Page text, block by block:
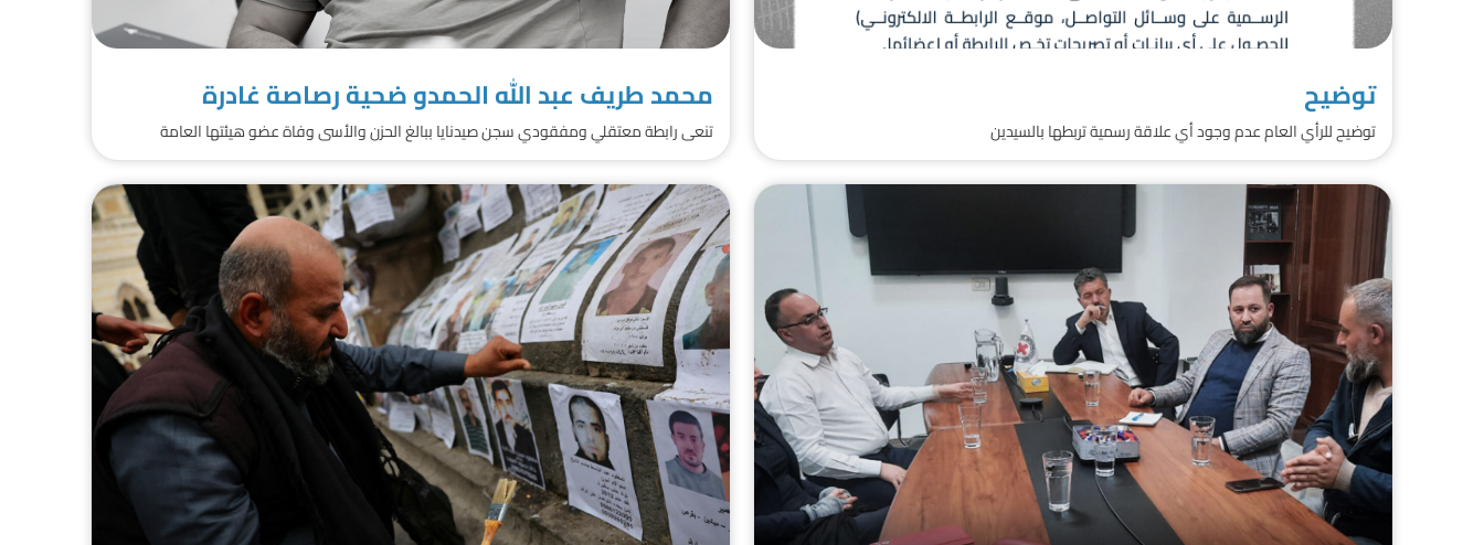
توضيح
توضيح للرأي العام عدم وجود أي علاقة رسمية تربطها بالسيدين
محمد طريف عبد الله الحمدو ضحية رصاصة غادرة
تنعى رابطة معتقلي ومفقودي سجن صيدنايا ببالغ الحزن والأسى وفاة عضو هيئتها العامة